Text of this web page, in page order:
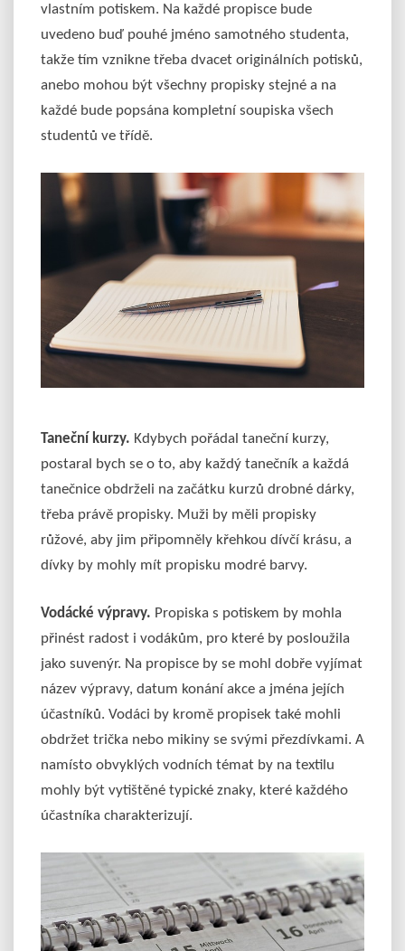
vlastním potiskem. Na každé propisce bude
uvedeno buď pouhé jméno samotného studenta,
takže tím vznikne třeba dvacet originálních potisků,
anebo mohou být všechny propisky stejné a na
každé bude popsána kompletní soupiska všech
studentů ve třídě.
Taneční kurzy. Kdybych pořádal taneční kurzy,
postaral bych se o to, aby každý tanečník a každá
tanečnice obdrželi na začátku kurzů drobné dárky,
třeba právě propisky. Muži by měli propisky
růžové, aby jim připomněly křehkou dívčí krásu, a
dívky by mohly mít propisku modré barvy.
Vodácké výpravy. Propiska s potiskem by mohla
přinést radost i vodákům, pro které by posloužila
jako suvenýr. Na propisce by se mohl dobře vyjímat
název výpravy, datum konání akce a jména jejích
účastníků. Vodáci by kromě propisek také mohli
obdržet trička nebo mikiny se svými přezdívkami. A
namísto obvyklých vodních témat by na textilu
mohly být vytištěné typické znaky, které každého
účastníka charakterizují.